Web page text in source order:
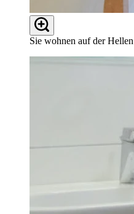
Sie wohnen auf der